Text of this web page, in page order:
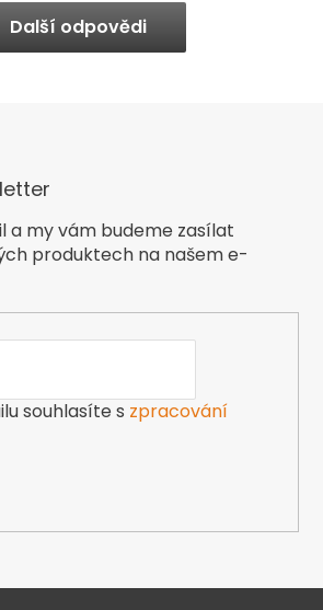
Další odpovědi
a my vám budeme zasílat
produktech na našem e-
souhlasíte s zpracování